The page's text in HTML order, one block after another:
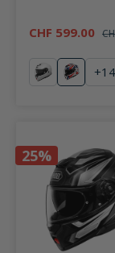
CHF 599.00
weiß(Diese
+14
25%